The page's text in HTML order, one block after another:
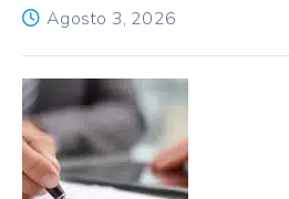
Agosto 3, 2026